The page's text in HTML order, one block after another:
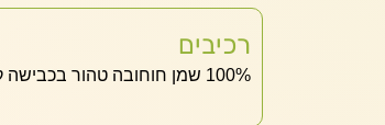
רכיבים
100% שמן חוחובה טהור בכבישה קרה